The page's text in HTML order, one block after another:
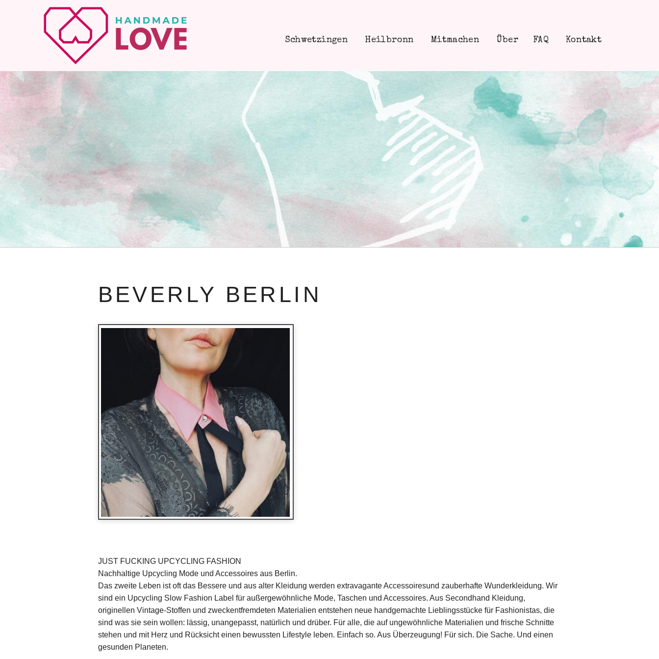
Schwetzingen Heilbronn Mitmachen Über FAQ Kontakt
BEVERLY BERLIN
JUST FUCKING UPCYCLING FASHION
Nachhaltige Upcycling Mode und Accessoires aus Berlin.
Das zweite Leben ist oft das Bessere und aus alter Kleidung werden extravagante Accessoiresund zauberhafte Wunderkleidung. Wir
sind ein Upcycling Slow Fashion Label für außergewöhnliche Mode, Taschen und Accessoires. Aus Secondhand Kleidung,
originellen Vintage-Stoffen und zweckentfremdeten Materialien entstehen neue handgemachte Lieblingsstücke für Fashionistas, die
sind was sie sein wollen: lässig, unangepasst, natürlich und drüber. Für alle, die auf ungewöhnliche Materialien und frische Schnitte
stehen und mit Herz und Rücksicht einen bewussten Lifestyle leben. Einfach so. Aus Überzeugung! Für sich. Die Sache. Und einen
gesunden Planeten.